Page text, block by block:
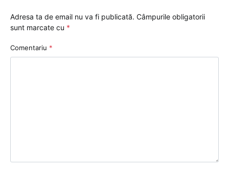
Adresa ta de email nu va fi publicată. Câmpurile obligatorii
sunt marcate cu *
Comentariu *